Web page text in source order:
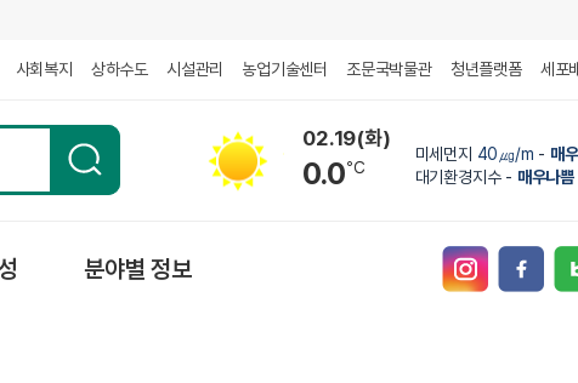
사회복지 상하수도 시설관리 농업기술센터 조문국박물관 청년플랫폼 세포
02.19(화)
0.0℃
미세먼지 40㎍/m - 매
대기환경지수 - 매우나쁨
분야별 정보